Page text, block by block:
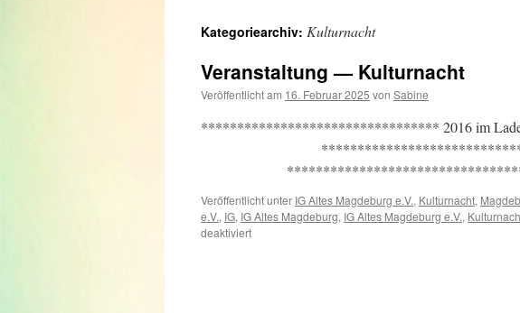
Kategoriearchiv: Kulturnacht
Veranstaltung — Kulturnacht
Veröffentlicht am 16. Februar 2025 von Sabine
********************************* 2016
********************************* 2017
Veröffentlicht unter IG Altes Magdeburg e.V., Kulturnacht,
e.V., IG, IG Altes Magdeburg, IG Altes Magdeburg e.V.,
deaktiviertfür